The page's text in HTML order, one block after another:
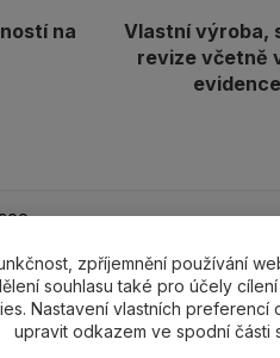
na
Vlastní výroba,
revize včetně
evidence
textilní PES typB-2
zpříjemnění používání
souhlasu také pro účely
Nastavení vlastních preferencí
upravit odkazem ve spodní části